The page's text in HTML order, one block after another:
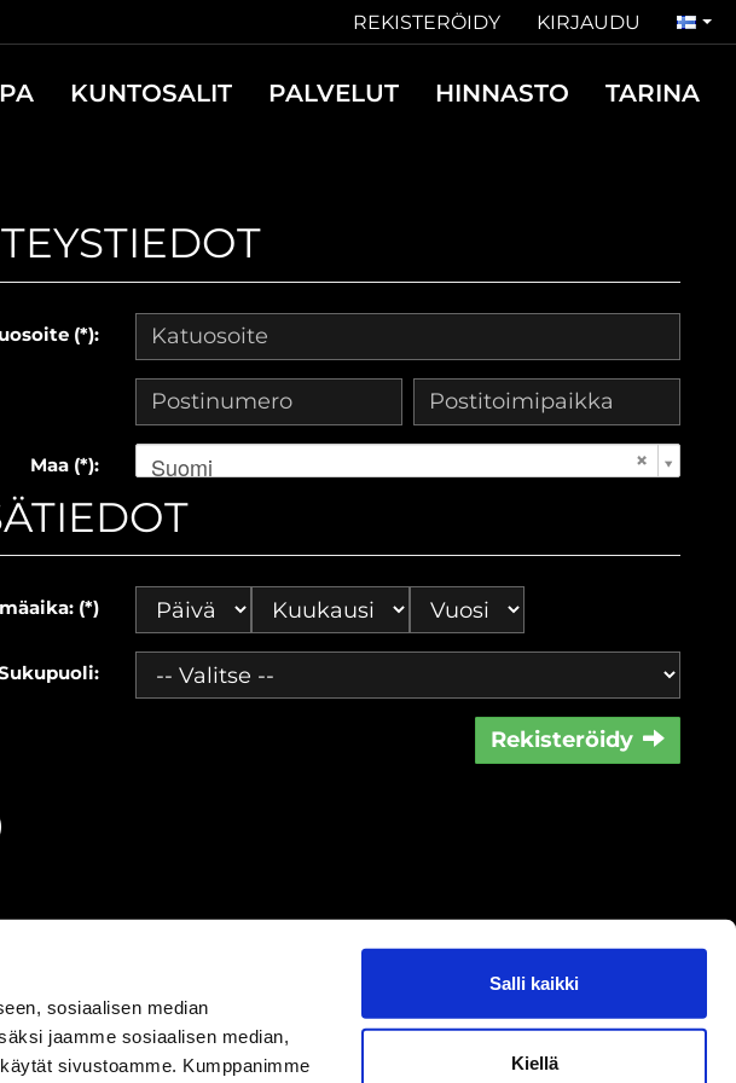
sosiaalisen median
jaamme sosiaalisen median,
sivustoamme. Kumppanimme
Salli kaikki
Kiellä
REKISTERÖIDY KIRJAUDU
KUNTOSALIT PALVELUT HINNASTO TARINA
(*):
Maa (*): Suomi
(*)
Rekisteröidy
Peruutusoikeus